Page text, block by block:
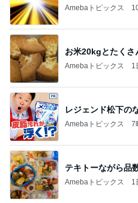
Amebaトピックス
お米20kgとたくさ
Amebaトピックス 1
レジェンド松下の
Amebaトピックス 7
テキトーながら品
Amebaトピックス 1